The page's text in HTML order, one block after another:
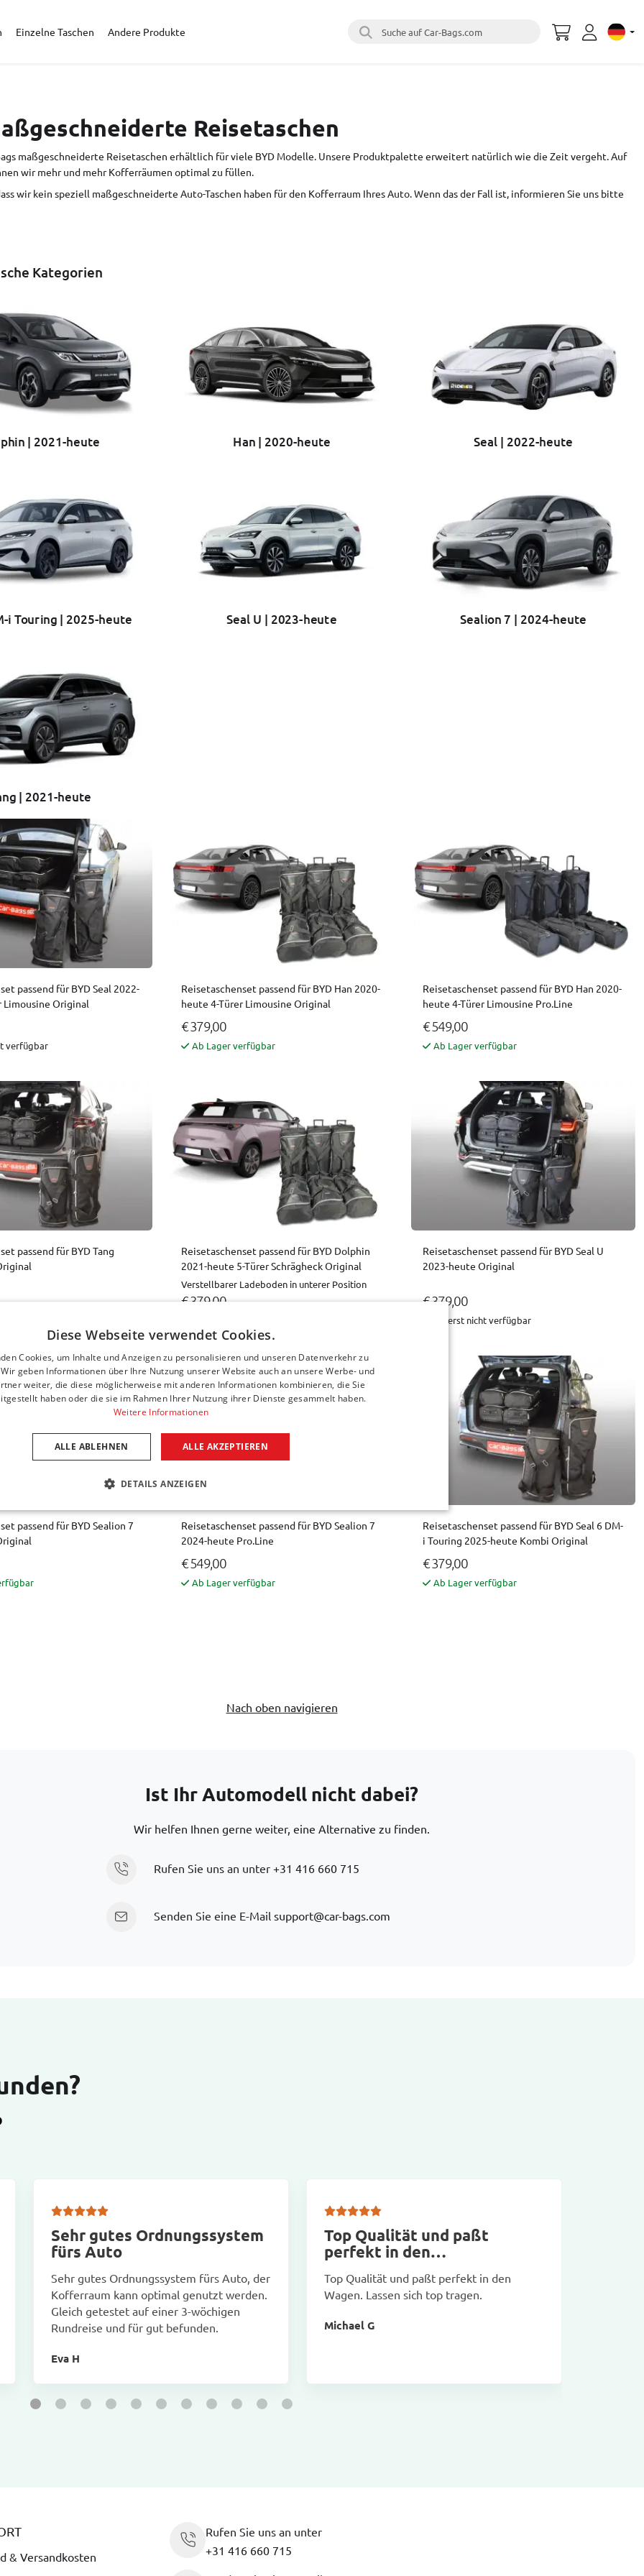
Einzelne Taschen Andere Produkte Suche auf Car-Bags.com Select
Reisetaschen
maßgeschneiderte Reisetaschen erhältlich für viele BYD Modelle. Unsere Produktpalette erweitert natürlich wie die Zeit vergeht. Auf
wir mehr und mehr Kofferräumen optimal zu füllen.
wir kein speziell maßgeschneiderte Auto-Taschen haben für den Kofferraum Ihres Auto. Wenn das der Fall ist, informieren Sie uns bitte
Kategorien
| 2021-heute Han | 2020-heute Seal | 2022-heute
i Touring | 2025-heute Seal U | 2023-heute Sealion 7 | 2024-heute
| 2021-heute
passend für BYD Seal 2022-
Limousine Original
verfügbar
Reisetaschenset passend für BYD Han 2020-
heute 4-Türer Limousine Original
€ 379,00
Ab Lager verfügbar
Reisetaschenset passend für BYD Han 2020-
heute 4-Türer Limousine Pro.Line
€ 549,00
Ab Lager verfügbar
passend für BYD Tang
Reisetaschenset passend für BYD Dolphin
2021-heute 5-Türer Schrägheck Original
Verstellbarer Ladeboden in unterer Position
€ 379,00
Reisetaschenset passend für BYD Seal U
2023-heute Original
€ 379,00
Vorerst nicht verfügbar
passend für BYD Sealion 7
Reisetaschenset passend für BYD Sealion 7
2024-heute Pro.Line
€ 549,00
Ab Lager verfügbar
Reisetaschenset passend für BYD Seal 6 DM-
i Touring 2025-heute Kombi Original
€ 379,00
Ab Lager verfügbar
Nach oben navigieren
Ist Ihr Automodell nicht dabei?
Wir helfen Ihnen gerne weiter, eine Alternative zu finden.
Rufen Sie uns an unter +31 416 660 715
Senden Sie eine E-Mail support@car-bags.com
Sehr gutes Ordnungssystem
fürs Auto
Sehr gutes Ordnungssystem fürs Auto, der
Kofferraum kann optimal genutzt werden.
Gleich getestet auf einer 3-wöchigen
Rundreise und für gut befunden.
Eva H
Top Qualität und paßt
perfekt in den…
Top Qualität und paßt perfekt in den
Wagen. Lassen sich top tragen.
Michael G
& Versandkosten
Rufen Sie uns an unter
+31 416 660 715
Diese Webseite verwendet Cookies.
Cookies, um Inhalte und Anzeigen zu personalisieren und unseren Datenverkehr zu
geben Informationen über Ihre Nutzung unserer Website auch an unsere Werbe- und
weiter, die diese möglicherweise mit anderen Informationen kombinieren, die Sie
haben oder die sie im Rahmen Ihrer Nutzung ihrer Dienste gesammelt haben.
Weitere Informationen
ALLE AKZEPTIEREN
ALLE ABLEHNEN
DETAILS ANZEIGEN